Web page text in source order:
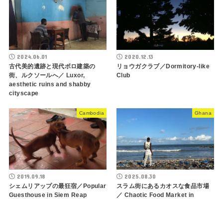
2024.06.01
古代美的遺跡と現代ボロ建築の
街、ルクソールへ／ Luxor,
aesthetic ruins and shabby
cityscape
2020.12.13
リョウガクラブ／Dormitory-like
Club
Cambodia
2019.09.18
シェムリアップの最狂宿／Popular
Guesthouse in Siem Reap
Ghana
2025.08.30
スラム街にあるカオスな食品市場
／ Chaotic Food Market in